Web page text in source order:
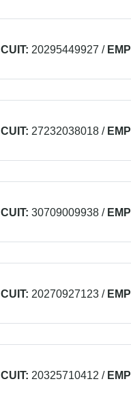
CUIT: 20295449927 /
CUIT: 27232038018 /
CUIT: 30709009938 /
CUIT: 20270927123 /
CUIT: 20325710412 /